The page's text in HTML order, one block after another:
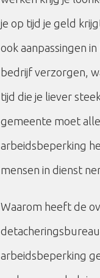
je op tijd je geld
ook aanpassingen
bedrijf verzorgen,
tijd die je liever
gemeente moet
arbeidsbeperking
mensen in dienst
Waarom heeft de
arbeidsbeperking